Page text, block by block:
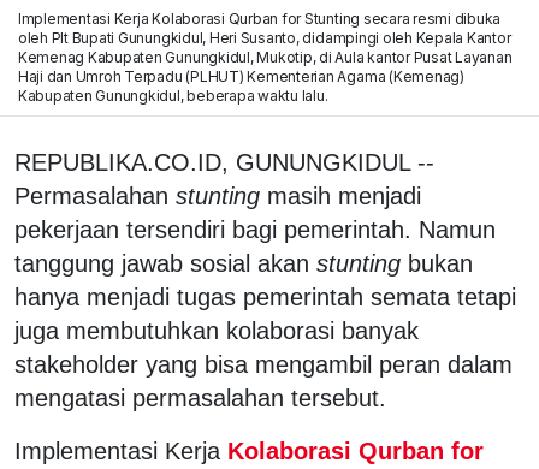
Implementasi Kerja Kolaborasi Qurban for Stunting secara resmi dibuka
oleh Plt Bupati Gunungkidul, Heri Susanto, didampingi oleh Kepala Kantor
Kemenag Kabupaten Gunungkidul, Mukotip, di Aula kantor Pusat Layanan
Haji dan Umroh Terpadu (PLHUT) Kementerian Agama (Kemenag)
Kabupaten Gunungkidul, beberapa waktu lalu.
REPUBLIKA.CO.ID, GUNUNGKIDUL --
Permasalahan stunting masih menjadi
pekerjaan tersendiri bagi pemerintah. Namun
tanggung jawab sosial akan stunting bukan
hanya menjadi tugas pemerintah semata tetapi
juga membutuhkan kolaborasi banyak
stakeholder yang bisa mengambil peran dalam
mengatasi permasalahan tersebut.
Implementasi Kerja Kolaborasi Qurban for